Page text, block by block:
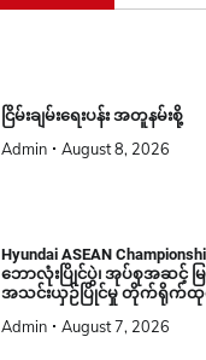
ငြိမ်းချမ်းရေးပန်း အတူနမ်းစို့
Admin August 8, 2026
Hyundai ASEAN
ဘောလုံးပြိုင်ပွဲ၊ အုပ်စုအဆင့် မ
အသင်းယှဉ်ပြိုင်မှု တိုက်ရိုက်
Admin August 7, 2026